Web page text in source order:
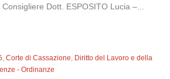
Dott. ESPOSITO Lucia –...
,Corte di Cassazione, Diritto del Lavoro e della
- Ordinanze